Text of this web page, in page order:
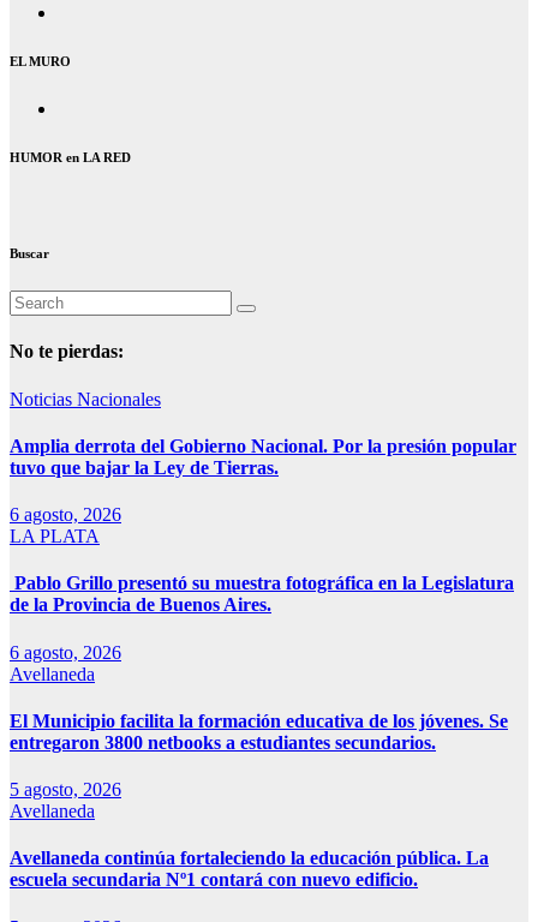
EL MURO
HUMOR en LA RED
Buscar
No te pierdas:
Noticias Nacionales
Amplia derrota del Gobierno Nacional. Por la presión popular
tuvo que bajar la Ley de Tierras.
6 agosto, 2026
LA PLATA
Pablo Grillo presentó su muestra fotográfica en la Legislatura
de la Provincia de Buenos Aires.
6 agosto, 2026
Avellaneda
El Municipio facilita la formación educativa de los jóvenes. Se
entregaron 3800 netbooks a estudiantes secundarios.
5 agosto, 2026
Avellaneda
Avellaneda continúa fortaleciendo la educación pública. La
escuela secundaria Nº1 contará con nuevo edificio.